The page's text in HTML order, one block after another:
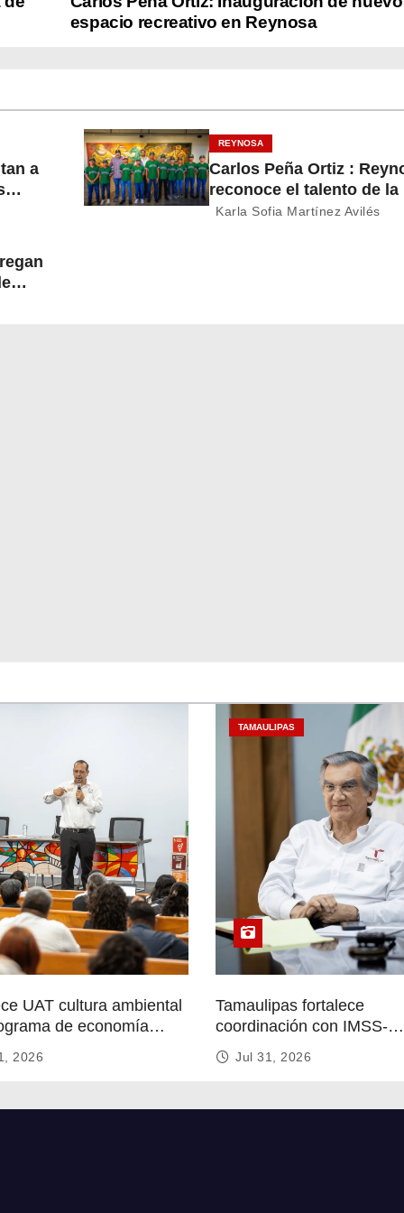
espacio recreativo en Reynosa
a
REYNOSA
Carlos Peña Ortiz :
reconoce el talento de la
Treviño Kelly,
Karla Sofia Martínez Avilés
UAT cultura ambiental
de economía
2026
TAMAULIPAS
Tamaulipas fortalece
coordinación con IMSS-
Bienestar para mejorar
de salud
Jul 31, 2026